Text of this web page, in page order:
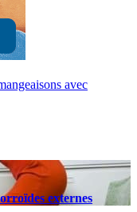
avec
externes